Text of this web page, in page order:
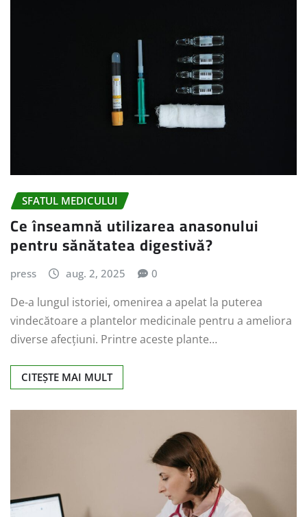
SFATUL MEDICULUI
Ce înseamnă utilizarea anasonului
pentru sănătatea digestivă?
press aug. 2, 2025 0
De-a lungul istoriei, omenirea a apelat la puterea
vindecătoare a plantelor medicinale pentru a ameliora
diverse afecțiuni. Printre aceste plante…
CITEȘTE MAI MULT